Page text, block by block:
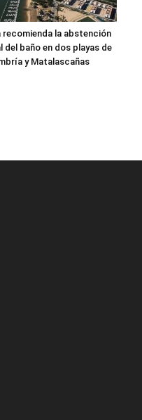
recomienda la abstención
del baño en dos playas de
y Matalascañas